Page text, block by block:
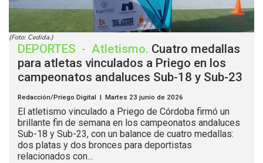
(Foto: Cedida.)
DEPORTES - Atletismo. Cuatro medallas
para atletas vinculados a Priego en los
campeonatos andaluces Sub-18 y Sub-23
Redacción/Priego Digital | Martes 23 junio de 2026
El atletismo vinculado a Priego de Córdoba firmó un
brillante fin de semana en los campeonatos andaluces
Sub-18 y Sub-23, con un balance de cuatro medallas:
dos platas y dos bronces para deportistas
relacionados con...